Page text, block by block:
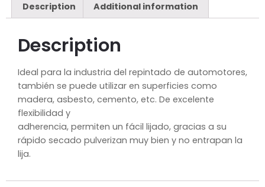
Description Additional information
Description
Ideal para la industria del repintado de automotores,
también se puede utilizar en superficies como
madera, asbesto, cemento, etc. De excelente
flexibilidad y
adherencia, permiten un fácil lijado, gracias a su
rápido secado pulverizan muy bien y no entrapan la
lija.